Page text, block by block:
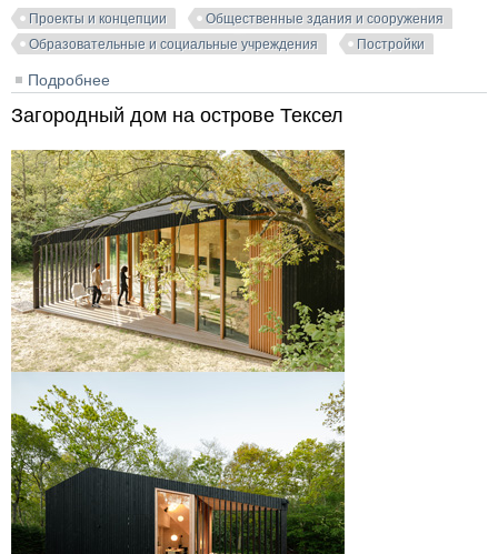
Проекты и концепции
Общественные здания и сооружения
Образовательные и социальные учреждения
Постройки
Подробнее
Новосибирская область
Загородный дом на острове Тексел